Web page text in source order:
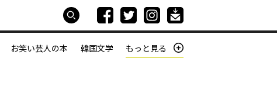
お笑い芸人の本 韓国文学 もっと見る